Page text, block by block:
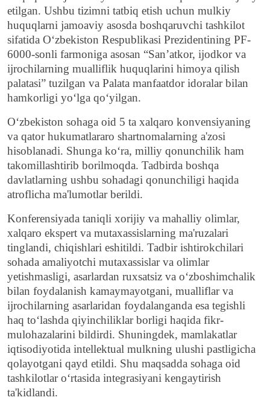
etilgan. Ushbu tizimni tatbiq etish uchun mulkiy
huquqlarni jamoaviy asosda boshqaruvchi tashkilot
sifatida O‘zbekiston Respublikasi Prezidentining PF-
6000-sonli farmoniga asosan “San’atkor, ijodkor va
ijrochilarning mualliflik huquqlarini himoya qilish
palatasi” tuzilgan va Palata manfaatdor idoralar bilan
hamkorligi yo‘lga qo‘yilgan.
O‘zbekiston sohaga oid 5 ta xalqaro konvensiyaning
va qator hukumatlararo shartnomalarning a'zosi
hisoblanadi. Shunga ko‘ra, milliy qonunchilik ham
takomillashtirib borilmoqda. Tadbirda boshqa
davlatlarning ushbu sohadagi qonunchiligi haqida
atroflicha ma'lumotlar berildi.
Konferensiyada taniqli xorijiy va mahalliy olimlar,
xalqaro ekspert va mutaxassislarning ma'ruzalari
tinglandi, chiqishlari eshitildi. Tadbir ishtirokchilari
sohada amaliyotchi mutaxassislar va olimlar
yetishmasligi, asarlardan ruxsatsiz va o‘zboshimchalik
bilan foydalanish kamaymayotgani, mualliflar va
ijrochilarning asarlaridan foydalanganda esa tegishli
haq to‘lashda qiyinchiliklar borligi haqida fikr-
mulohazalarini bildirdi. Shuningdek, mamlakatlar
iqtisodiyotida intellektual mulkning ulushi pastligicha
qolayotgani qayd etildi. Shu maqsadda sohaga oid
tashkilotlar o‘rtasida integrasiyani kengaytirish
ta'kidlandi.